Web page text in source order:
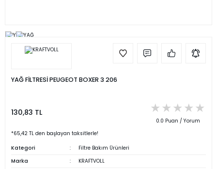
YAĞ FİLTRESİ PEUGEOT BOXER 3 206
130,83 TL
0.0 Puan / Yorum
*65,42 TL den başlayan taksitlerle!
Kategori
Filtre Bakım Ürünleri
Marka
KRAFTVOLL